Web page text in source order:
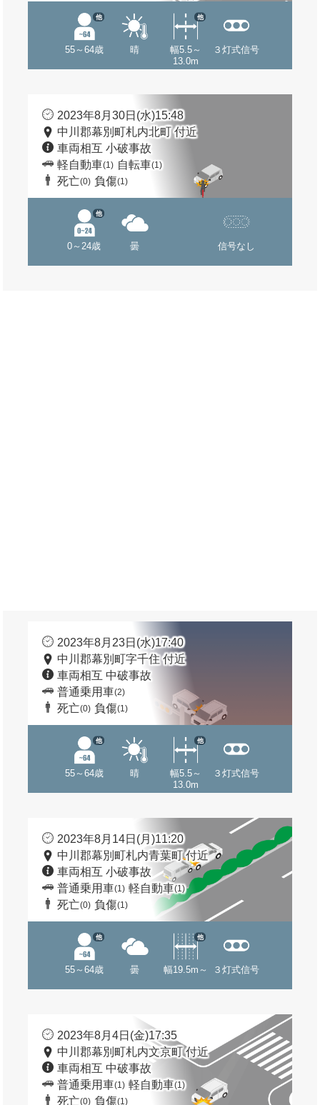
55～64歳
他
晴
幅5.5～
13.0m
他
３灯式信号
2023年8月30日(水)15:48
中川郡幕別町札内北町 付近
車両相互 小破事故
軽自動車(1) 自転車(1)
死亡(0) 負傷(1)
0～24歳
他
曇 信号なし
2023年8月23日(水)17:40
中川郡幕別町字千住 付近
車両相互 中破事故
普通乗用車(2)
死亡(0) 負傷(1)
55～64歳
他
晴
幅5.5～
13.0m
他
３灯式信号
2023年8月14日(月)11:20
中川郡幕別町札内青葉町 付近
車両相互 小破事故
普通乗用車(1) 軽自動車(1)
死亡(0) 負傷(1)
55～64歳
他
曇 幅19.5m～
他
３灯式信号
2023年8月4日(金)17:35
中川郡幕別町札内文京町 付近
車両相互 中破事故
普通乗用車(1) 軽自動車(1)
死亡(0) 負傷(1)